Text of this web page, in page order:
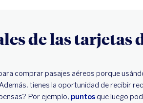
de las tarjetas
comprar pasajes aéreos porque
tienes la oportunidad de recibir
Por ejemplo, puntos que luego